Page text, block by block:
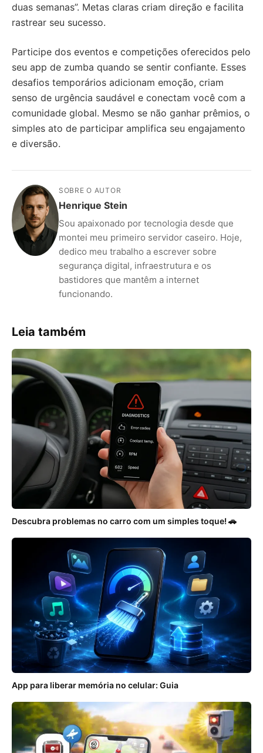
duas semanas”. Metas claras criam direção e facilita
rastrear seu sucesso.
Participe dos eventos e competições oferecidos pelo
seu app de zumba quando se sentir confiante. Esses
desafios temporários adicionam emoção, criam
senso de urgência saudável e conectam você com a
comunidade global. Mesmo se não ganhar prêmios, o
simples ato de participar amplifica seu engajamento
e diversão.
SOBRE O AUTOR
Henrique Stein
Sou apaixonado por tecnologia desde que
montei meu primeiro servidor caseiro. Hoje,
dedico meu trabalho a escrever sobre
segurança digital, infraestrutura e os
bastidores que mantêm a internet
funcionando.
Leia também
Descubra problemas no carro com um simples toque! 🚗
App para liberar memória no celular: Guia